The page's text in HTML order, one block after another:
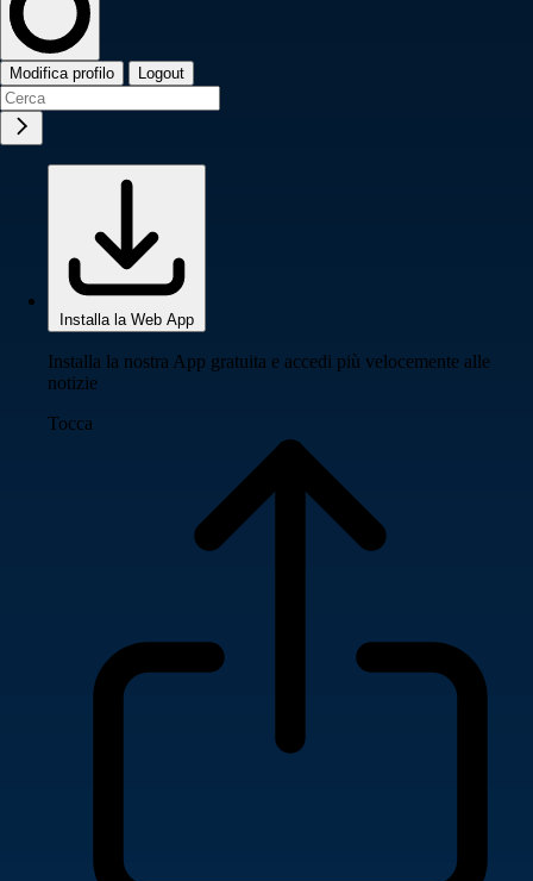
Modifica profilo Logout
Installa la Web App
Installa la nostra App gratuita e accedi più velocemente alle
notizie
Tocca